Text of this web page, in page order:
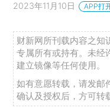
2023年11月10日 APP打
财新网所刊载内容之知
专属所有或持有。未经
建立镜像等任何使用。
如有意愿转载，请发邮
确认及授权后，方可转